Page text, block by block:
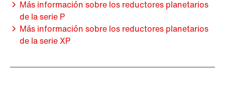
Más información sobre los reductores planetarios
de la serie P
Más información sobre los reductores planetarios
de la serie XP